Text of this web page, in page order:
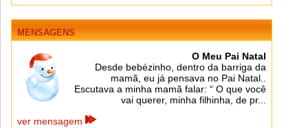
MENSAGENS
O Meu Pai Natal
Desde bebézinho, dentro da barriga da
mamã, eu já pensava no Pai Natal..
Escutava a minha mamã falar: “ O que você
vai querer, minha filhinha, de pr...
ver mensagem